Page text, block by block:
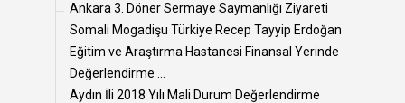
Ankara 3. Döner Sermaye Saymanlığı Ziyareti
Somali Mogadişu Türkiye Recep Tayyip Erdoğan
Eğitim ve Araştırma Hastanesi Finansal Yerinde
Değerlendirme ...
Aydın İli 2018 Yılı Mali Durum Değerlendirme